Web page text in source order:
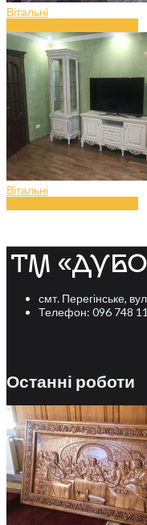
Вітальні
Вітальні
смт. Перегінське,
Телефон: 096 748
Останні роботи